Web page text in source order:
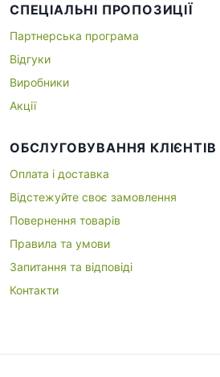
СПЕЦІАЛЬНІ ПРОПОЗИЦІЇ
Партнерська програма
Відгуки
Виробники
Акції
ОБСЛУГОВУВАННЯ КЛІЄНТІВ
Оплата і доставка
Відстежуйте своє замовлення
Повернення товарів
Правила та умови
Запитання та відповіді
Контакти